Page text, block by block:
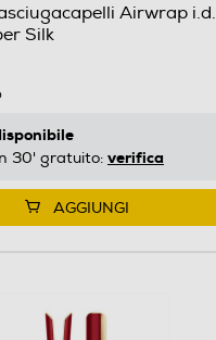
Airwrap i.d.
Silk
30' gratuito: verifica
AGGIUNGI